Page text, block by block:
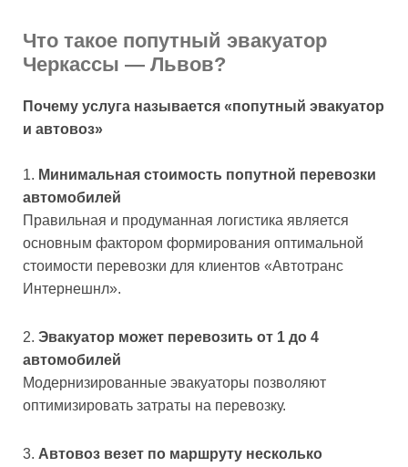
Что такое попутный эвакуатор
Черкассы — Львов?
Почему услуга называется «попутный эвакуатор
и автовоз»
Минимальная стоимость попутной перевозки
автомобилей
Правильная и продуманная логистика является
основным фактором формирования оптимальной
стоимости перевозки для клиентов «Автотранс
Интернешнл».
Эвакуатор может перевозить от 1 до 4
автомобилей
Модернизированные эвакуаторы позволяют
оптимизировать затраты на перевозку.
Автовоз везет по маршруту несколько